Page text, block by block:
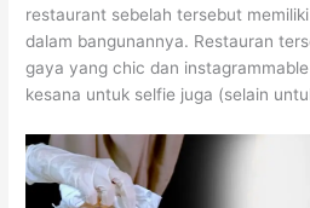
restaurant sebelah tersebut
dalam bangunannya. Restauran
gaya yang chic dan
kesana untuk selfie juga (selain